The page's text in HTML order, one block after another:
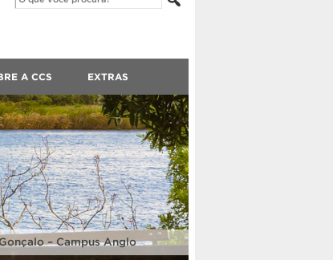
A CCS EXTRAS
– Campus Anglo